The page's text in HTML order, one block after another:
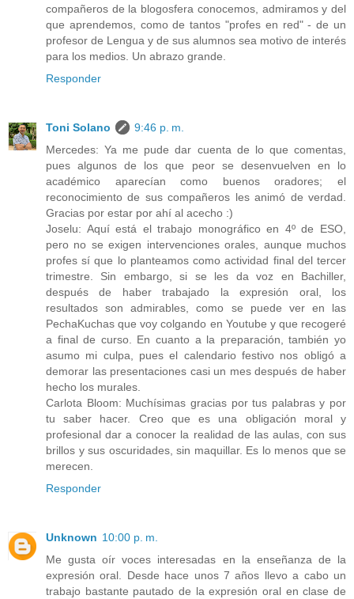
compañeros de la blogosfera conocemos, admiramos y del
que aprendemos, como de tantos "profes en red" - de un
profesor de Lengua y de sus alumnos sea motivo de interés
para los medios. Un abrazo grande.
Responder
Toni Solano
9:46 p. m.
Mercedes: Ya me pude dar cuenta de lo que comentas,
pues algunos de los que peor se desenvuelven en lo
académico aparecían como buenos oradores; el
reconocimiento de sus compañeros les animó de verdad.
Gracias por estar por ahí al acecho :)
Joselu: Aquí está el trabajo monográfico en 4º de ESO,
pero no se exigen intervenciones orales, aunque muchos
profes sí que lo planteamos como actividad final del tercer
trimestre. Sin embargo, si se les da voz en Bachiller,
después de haber trabajado la expresión oral, los
resultados son admirables, como se puede ver en las
PechaKuchas que voy colgando en Youtube y que recogeré
a final de curso. En cuanto a la preparación, también yo
asumo mi culpa, pues el calendario festivo nos obligó a
demorar las presentaciones casi un mes después de haber
hecho los murales.
Carlota Bloom: Muchísimas gracias por tus palabras y por
tu saber hacer. Creo que es una obligación moral y
profesional dar a conocer la realidad de las aulas, con sus
brillos y sus oscuridades, sin maquillar. Es lo menos que se
merecen.
Responder
Unknown 10:00 p. m.
Me gusta oír voces interesadas en la enseñanza de la
expresión oral. Desde hace unos 7 años llevo a cabo un
trabajo bastante pautado de la expresión oral en clase de